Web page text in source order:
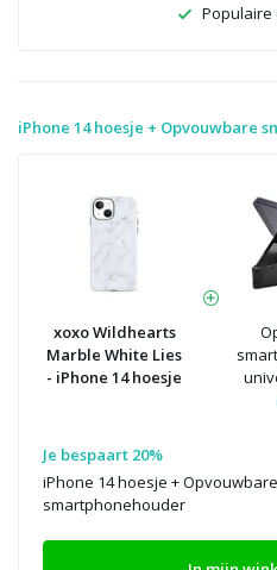
Populaire
iPhone 14 hoesje + Opvouwbare
xoxo Wildhearts
Marble White Lies
- iPhone 14 hoesje
Je bespaart 20%
iPhone 14 hoesje + Opvouwbare
smartphonehouder